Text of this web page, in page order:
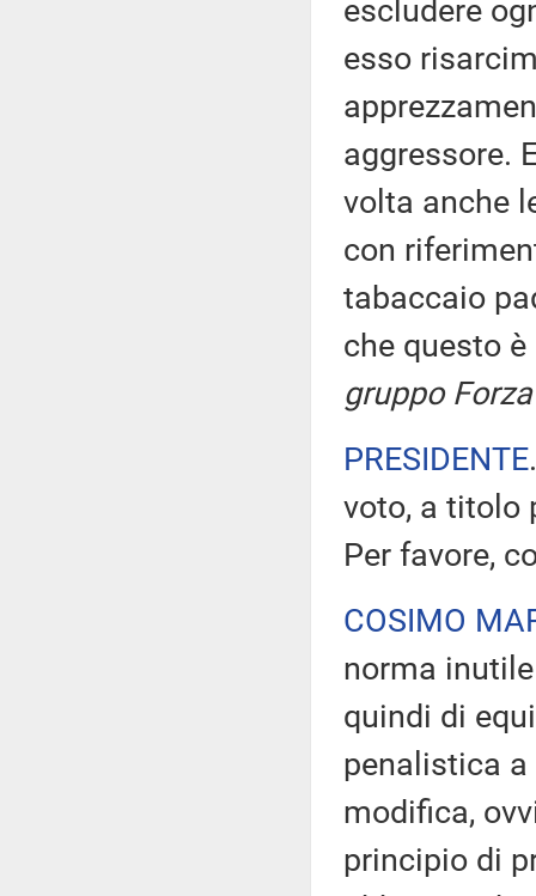
escludere
esso
aggressore.
volta anche
con
tabaccaio
che questo
gruppo
PRESIDENTE
voto, a titolo
Per favore,
COSIMO
norma
quindi di
penalistica
modifica,
principio di